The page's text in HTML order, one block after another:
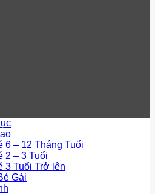
6 – 12 Tháng Tuổi
2 – 3 Tuổi
3 Tuổi Trở lên
Gái